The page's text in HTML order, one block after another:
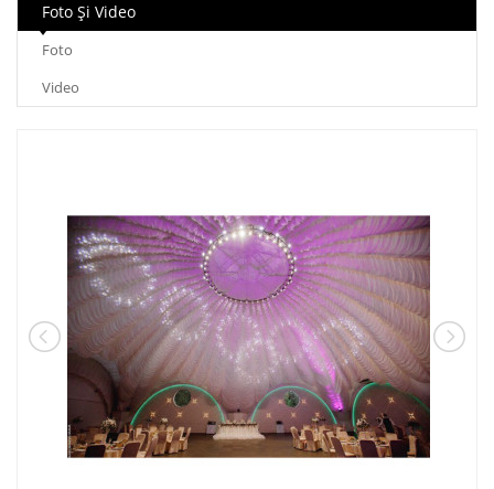
Foto Şi Video
Foto
Video